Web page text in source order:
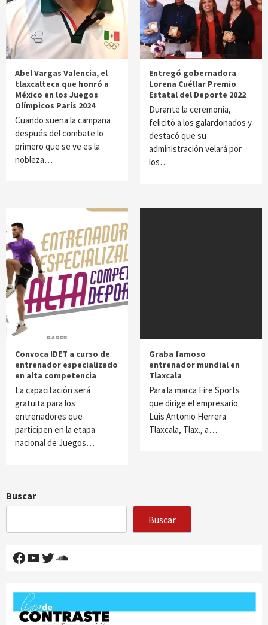
Abel Vargas Valencia, el
tlaxcalteca que honró a
México en los Juegos
Olímpicos París 2024
Cuando suena la campana
después del combate lo
primero que se ve es la
nobleza…
Entregó gobernadora
Lorena Cuéllar Premio
Estatal del Deporte 2022
Durante la ceremonia,
felicitó a los galardonados y
destacó que su
administración velará por
los…
Convoca IDET a curso de
entrenador especializado
en alta competencia
La capacitación será
gratuita para los
entrenadores que
participen en la etapa
nacional de Juegos…
Graba famoso
entrenador mundial en
Tlaxcala
Para la marca Fire Sports
que dirige el empresario
Luis Antonio Herrera
Tlaxcala, Tlax., a…
Buscar
Buscar
Facebook
YouTube
Twitter
SoundCloud